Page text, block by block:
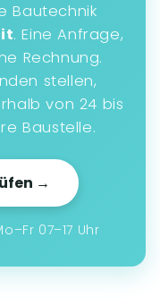
Bautechnik
. Eine Anfrage,
Rechnung.
stellen,
von 24 bis
Baustelle.
→
07–17 Uhr